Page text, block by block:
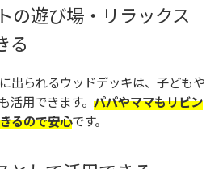
の遊び場・リラックス
る
出られるウッドデッキは、子どもや
活用できます。 パパやママもリビン
るので安心です。